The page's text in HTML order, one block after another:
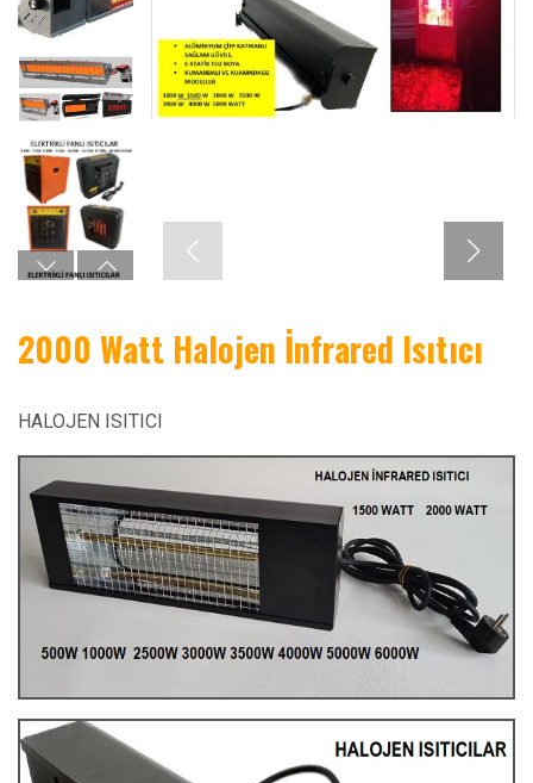
2000 Watt Halojen İnfrared Isıtıcı
HALOJEN ISITICI